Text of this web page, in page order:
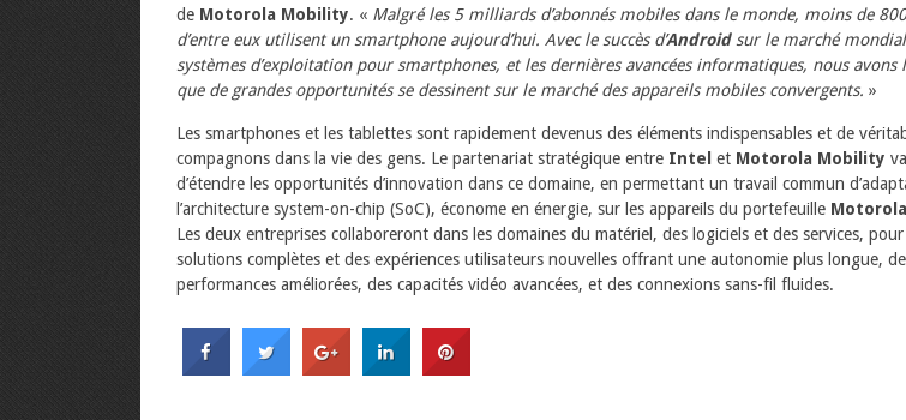
de Motorola Mobility. « Malgré les 5 milliards d’abonnés mobiles dans le monde, moins de
d’entre eux utilisent un smartphone aujourd’hui. Avec le succès d’Androidsur le marché
systèmes d’exploitation pour smartphones, et les dernières avancées informatiques, nous avons
que de grandes opportunités se dessinent sur le marché des appareils mobiles convergents. »
Les smartphones et les tablettes sont rapidement devenus des éléments indispensables et de
compagnons dans la vie des gens. Le partenariat stratégique entre Intel et Motorola Mobility
d’étendre les opportunités d’innovation dans ce domaine, en permettant un travail commun
l’architecture system-on-chip (SoC), économe en énergie, sur les appareils du portefeuille
Les deux entreprises collaboreront dans les domaines du matériel, des logiciels et des services,
solutions complètes et des expériences utilisateurs nouvelles offrant une autonomie plus longue,
performances améliorées, des capacités vidéo avancées, et des connexions sans-fil fluides.